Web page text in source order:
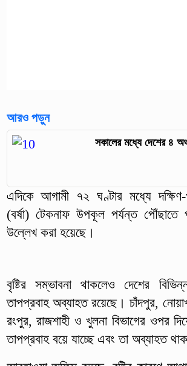
আরও পড়ুন
সকালের মধ্যে দেশের ৪
এদিকে আগামী ৭২ ঘণ্টার মধ্যে দক্ষিণ-
(বর্ষা) টেকনাফ উপকূল পর্যন্ত পৌঁছাতে
উল্লেখ করা হয়েছে।
বৃষ্টির সম্ভাবনা থাকলেও দেশের
তাপপ্রবাহ অব্যাহত রয়েছে। চাঁদপুর,
রংপুর, রাজশাহী ও খুলনা বিভাগের ওপর
তাপপ্রবাহ বয়ে যাচ্ছে এবং তা অব্যাহত